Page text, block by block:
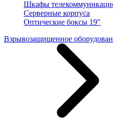
Шкафы
Серверные корпуса
Оптические боксы 19"
Взрывозащищенное